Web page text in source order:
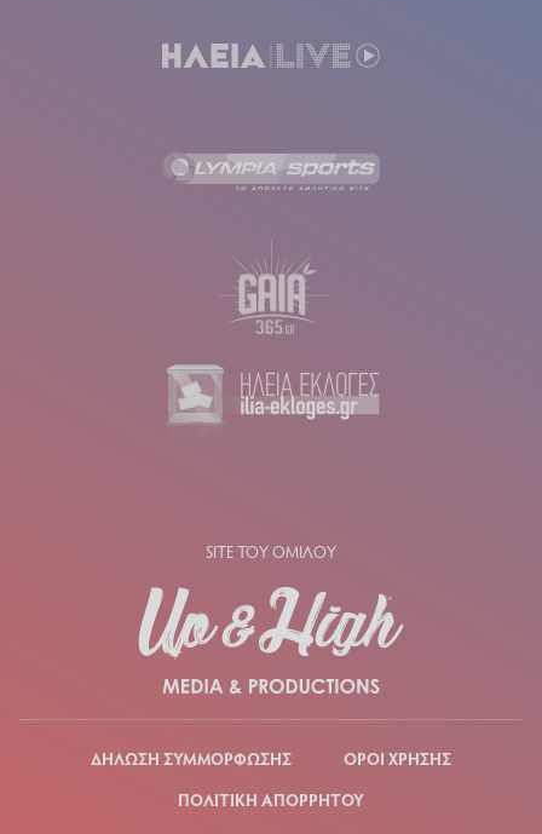
SITE ΤΟΥ ΟΜΙΛΟΥ
ΔΗΛΩΣΗ ΣΥΜΜΟΡΦΩΣΗΣ
ΟΡΟΙ ΧΡΗΣΗΣ
ΠΟΛΙΤΙΚΗ ΑΠΟΡΡΗΤΟΥ